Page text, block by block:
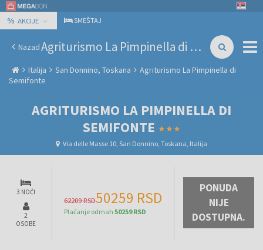
% AKCIJE SMEŠTAJ
Nazad Agriturismo La Pimpinella di Semifonte
Italija San Donnino, Toskana
Agriturismo La Pimpinella di
Semifonte
AGRITURISMO LA PIMPINELLA DI
SEMIFONTE
Via delle Masse 10, San Donnino, Toskana, Italija
3 NOĆI
2
OSOBE
62209 RSD50259 RSD
Plaćanje odmah 50259 RSD
PONUDA
NIJE
DOSTUPNA.